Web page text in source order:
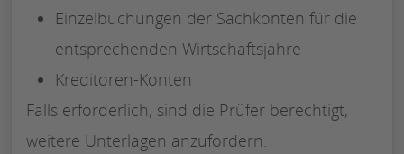
Einzelbuchungen der Sachkonten für die
entsprechenden Wirtschaftsjahre
Kreditoren-Konten
Falls erforderlich, sind die Prüfer berechtigt,
weitere Unterlagen anzufordern.